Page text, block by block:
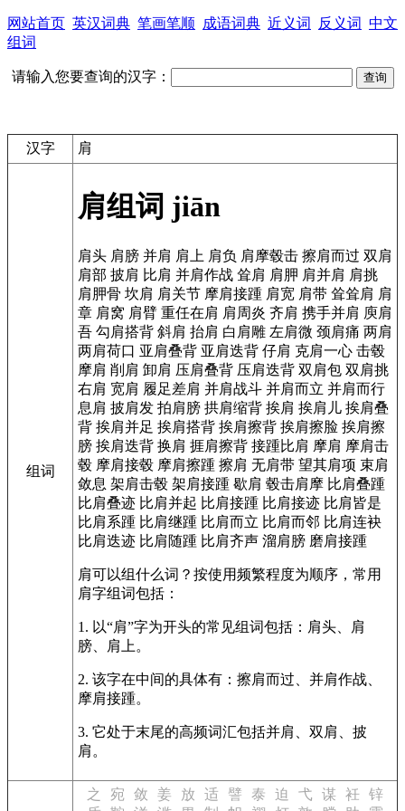
网站首页 英汉词典 笔画笔顺 成语词典 近义词 反义词 中文
组词
请输入您要查询的汉字：
汉字 肩
组词
肩组词 jiān
肩头 肩膀 并肩 肩上 肩负 肩摩毂击 擦肩而过 双肩
肩部 披肩 比肩 并肩作战 耸肩 肩胛 肩并肩 肩挑
肩胛骨 坎肩 肩关节 摩肩接踵 肩宽 肩带 耸耸肩 肩
章 肩窝 肩臂 重任在肩 肩周炎 齐肩 携手并肩 庾肩
吾 勾肩搭背 斜肩 抬肩 白肩雕 左肩微 颈肩痛 两肩
两肩荷口 亚肩叠背 亚肩迭背 仔肩 克肩一心 击毂
摩肩 削肩 卸肩 压肩叠背 压肩迭背 双肩包 双肩挑
右肩 宽肩 履足差肩 并肩战斗 并肩而立 并肩而行
息肩 披肩发 拍肩膀 拱肩缩背 挨肩 挨肩儿 挨肩叠
背 挨肩并足 挨肩搭背 挨肩擦背 挨肩擦脸 挨肩擦
膀 挨肩迭背 换肩 捱肩擦背 接踵比肩 摩肩 摩肩击
毂 摩肩接毂 摩肩擦踵 擦肩 无肩带 望其肩项 束肩
敛息 架肩击毂 架肩接踵 歇肩 毂击肩摩 比肩叠踵
比肩叠迹 比肩并起 比肩接踵 比肩接迹 比肩皆是
比肩系踵 比肩继踵 比肩而立 比肩而邻 比肩连袂
比肩迭迹 比肩随踵 比肩齐声 溜肩膀 磨肩接踵
肩可以组什么词？按使用频繁程度为顺序，常用
肩字组词包括：
1. 以“肩”字为开头的常见组词包括：肩头、肩
膀、肩上。
2. 该字在中间的具体有：擦肩而过、并肩作战、
摩肩接踵。
3. 它处于末尾的高频词汇包括并肩、双肩、披
肩。
之 宛 敛 姜 放 适 譬 泰 迫 弋 谋 衽 锌